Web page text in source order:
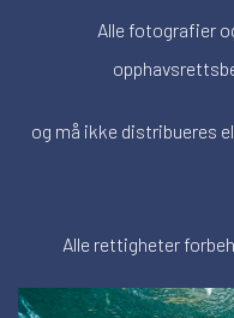
Alle fotografier
og må ikke distribueres
Alle rettigheter